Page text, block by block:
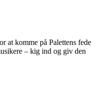
at komme på Palettens fede
– kig ind og giv den